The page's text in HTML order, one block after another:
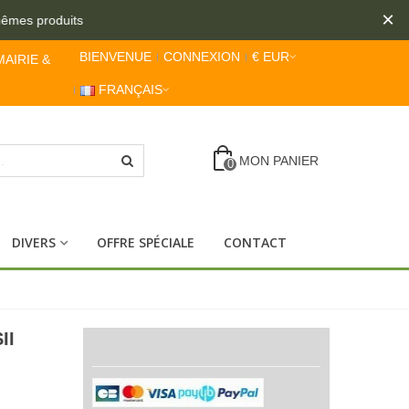
produits ×
& BIENVENUE CONNEXION € EUR
FRANÇAIS
0 MON PANIER
DIVERS OFFRE SPÉCIALE CONTACT